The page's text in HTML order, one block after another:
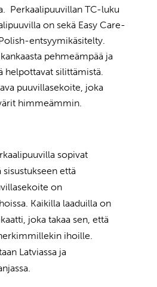
Perkaalipuuvillan TC-luku
on sekä Easy Care-
entsyymikäsitelty.
pehmeämpää ja
helpottavat silittämistä.
puuvillasekoite, joka
himmeämmin.
sopivat
että
on
Kaikilla laaduilla on
joka takaa sen, että
ihoille.
Latviassa ja